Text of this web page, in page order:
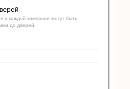
у каждой компании могут быть
до дверей.